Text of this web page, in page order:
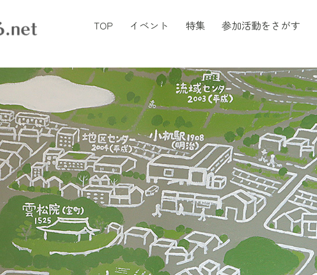
TOP イベント 特集 参加活動をさがす